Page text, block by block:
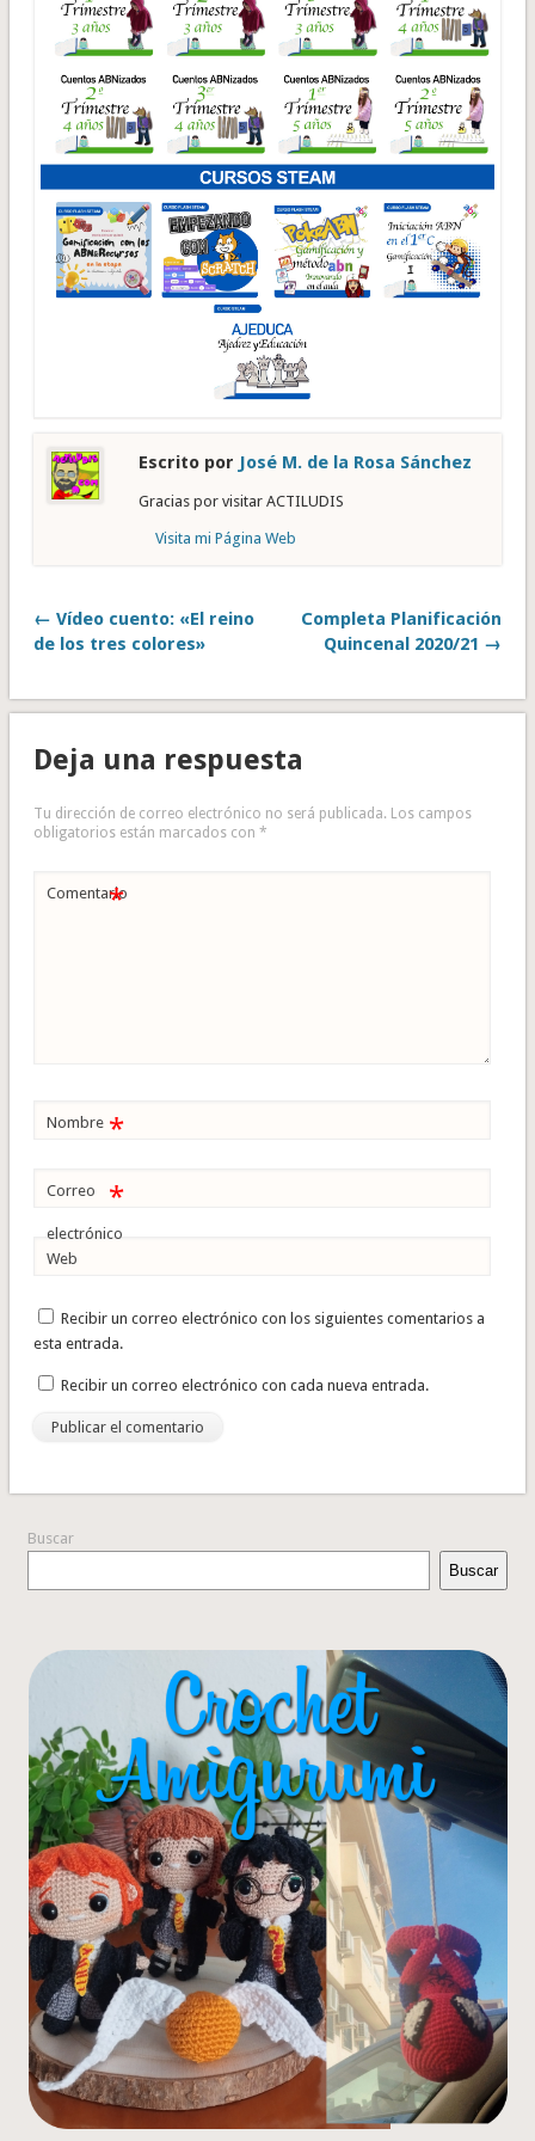
Escrito por José M. de la Rosa Sánchez
Gracias por visitar ACTILUDIS
Visita mi Página Web
← Vídeo cuento: «El reino
de los tres colores»
Completa Planificación
Quincenal 2020/21 →
Deja una respuesta
Tu dirección de correo electrónico no será publicada. Los campos
obligatorios están marcados con *
Comentario
*
Nombre *
Correo
electrónico
*
Web
Recibir un correo electrónico con los siguientes comentarios a
esta entrada.
Recibir un correo electrónico con cada nueva entrada.
Buscar
Buscar